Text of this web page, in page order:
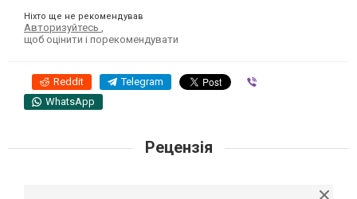
Ніхто ще не рекомендував
Авторизуйтесь
щоб оцінити і порекомендувати
Reddit Telegram
WhatsApp
Рецензія